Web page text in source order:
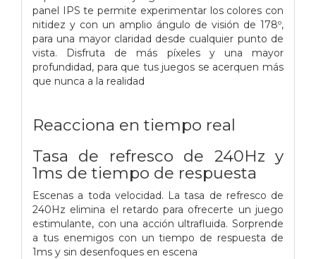
panel IPS te permite experimentar los colores con
nitidez y con un amplio ángulo de visión de 178º,
para una mayor claridad desde cualquier punto de
vista. Disfruta de más píxeles y una mayor
profundidad, para que tus juegos se acerquen más
que nunca a la realidad
Reacciona en tiempo real
Tasa de refresco de 240Hz y
1ms de tiempo de respuesta
Escenas a toda velocidad. La tasa de refresco de
240Hz elimina el retardo para ofrecerte un juego
estimulante, con una acción ultrafluida. Sorprende
a tus enemigos con un tiempo de respuesta de
1ms y sin desenfoques en escena